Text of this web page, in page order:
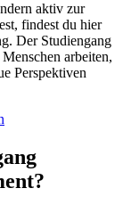
aktiv zur
findest du hier
Der Studiengang
arbeiten,
Perspektiven